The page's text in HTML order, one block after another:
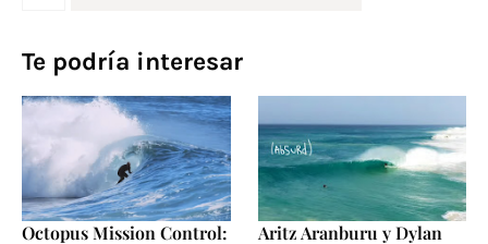
Te podría interesar
Octopus Mission Control:
Aritz Aranburu y Dylan